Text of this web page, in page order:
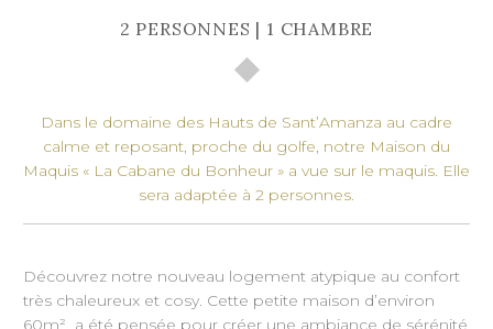
2 PERSONNES | 1 CHAMBRE
Dans le domaine des Hauts de Sant’Amanza au cadre
calme et reposant, proche du golfe, notre Maison du
Maquis « La Cabane du Bonheur » a vue sur le maquis. Elle
sera adaptée à 2 personnes.
Découvrez notre nouveau logement atypique au confort
très chaleureux et cosy. Cette petite maison d’environ
60m² a été pensée pour créer une ambiance de sérénité